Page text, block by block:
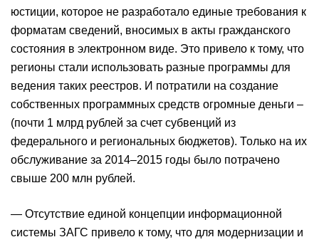
юстиции, которое не разработало единые требования к
форматам сведений, вносимых в акты гражданского
состояния в электронном виде. Это привело к тому, что
регионы стали использовать разные программы для
ведения таких реестров. И потратили на создание
собственных программных средств огромные деньги –
(почти 1 млрд рублей за счет субвенций из
федерального и региональных бюджетов). Только на их
обслуживание за 2014–2015 годы было потрачено
свыше 200 млн рублей.
— Отсутствие единой концепции информационной
системы ЗАГС привело к тому, что для модернизации и